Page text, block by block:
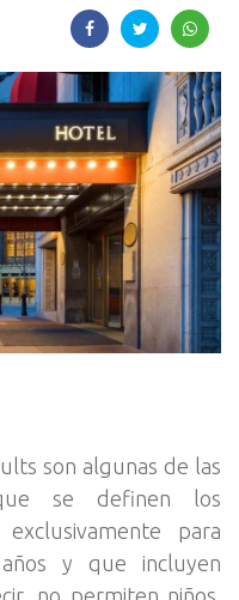
son algunas de las
se definen los
exclusivamente para
y que incluyen
no permiten niños.